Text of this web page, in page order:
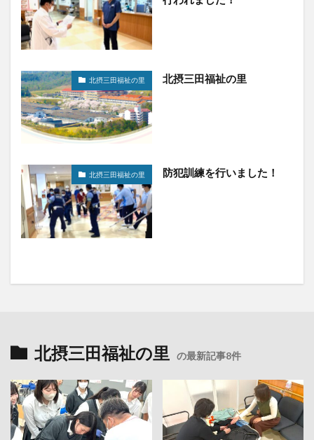
北摂三田福祉の里 北摂三田福祉の里
北摂三田福祉の里 防犯訓練を行いました！
北摂三田福祉の里 の最新記事8件